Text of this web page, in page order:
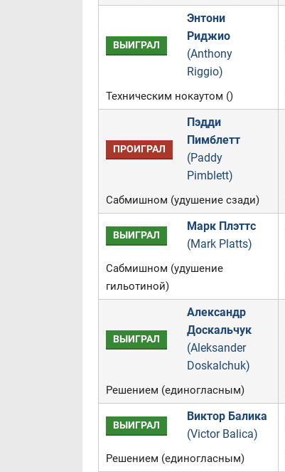
ВЫИГРАЛ
Энтони
Риджио
(Anthony
Riggio)
Техническим нокаутом ()
ПРОИГРАЛ
Пэдди
Пимблетт
(Paddy
Pimblett)
Сабмишном (удушение сзади)
ВЫИГРАЛ
Марк Плэттс
(Mark Platts)
Сабмишном (удушение
гильотиной)
ВЫИГРАЛ
Александр
Доскальчук
(Aleksander
Doskalchuk)
Решением (единогласным)
ВЫИГРАЛ
Виктор Балика
(Victor Balica)
Решением (единогласным)